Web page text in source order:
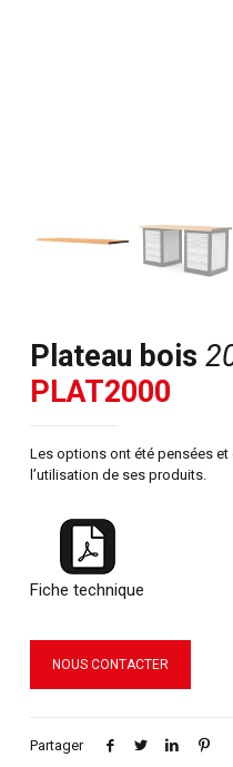
Plateau bois
PLAT2000
Les options ont été pensées
l’utilisation de ses produits.
Fiche technique
NOUS CONTACTER
Partager